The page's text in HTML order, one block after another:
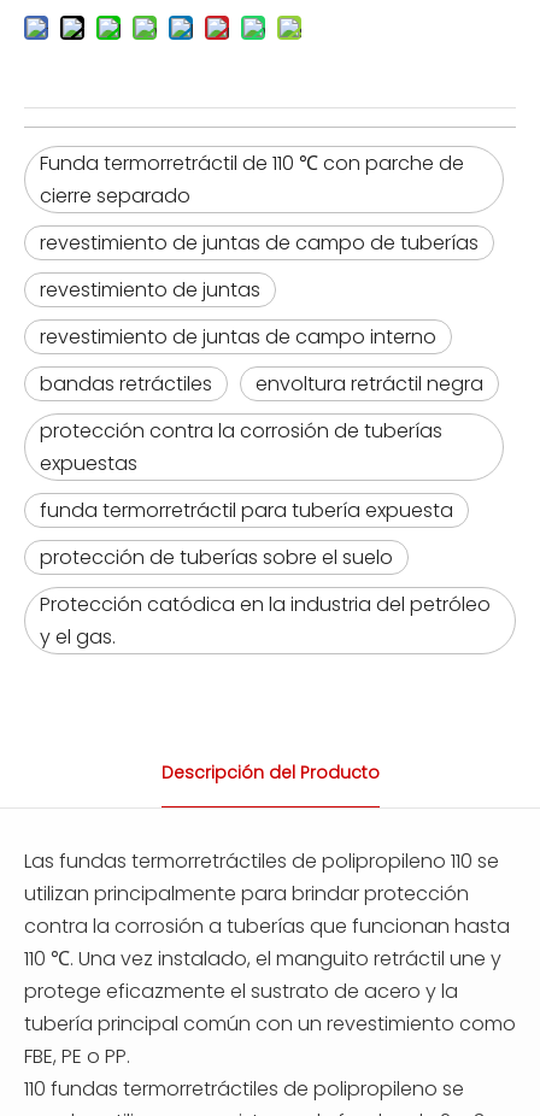
Funda termorretráctil de 110 ℃ con parche de
cierre separado
revestimiento de juntas de campo de tuberías
revestimiento de juntas
revestimiento de juntas de campo interno
bandas retráctiles
envoltura retráctil negra
protección contra la corrosión de tuberías
expuestas
funda termorretráctil para tubería expuesta
protección de tuberías sobre el suelo
Protección catódica en la industria del petróleo
y el gas.
Descripción del Producto
Las fundas termorretráctiles de polipropileno 110 se
utilizan principalmente para brindar protección
contra la corrosión a tuberías que funcionan hasta
110 ℃. Una vez instalado, el manguito retráctil une y
protege eficazmente el sustrato de acero y la
tubería principal común con un revestimiento como
FBE, PE o PP.
110 fundas termorretráctiles de polipropileno se